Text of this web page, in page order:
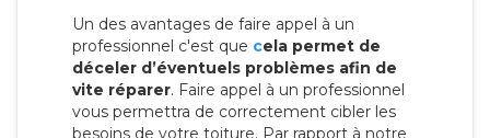
Un des avantages de faire appel à un
professionnel c'est que cela permet de
déceler d’éventuels problèmes afin de
vite réparer. Faire appel à un professionnel
vous permettra de correctement cibler les
besoins de votre toiture. Par rapport à notre